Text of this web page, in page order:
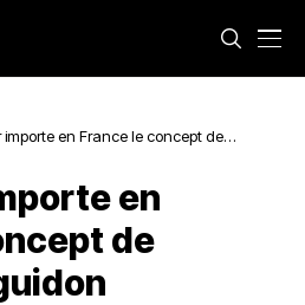
importe en France le concept de
en
de